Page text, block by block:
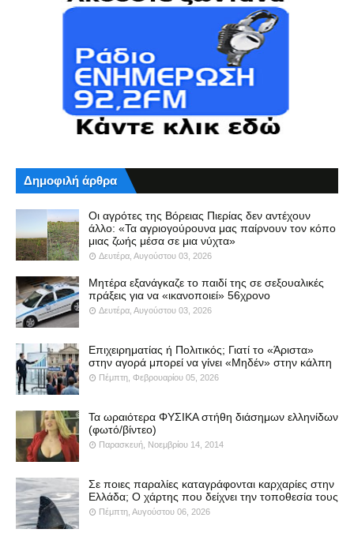
Δημοφιλή άρθρα
Οι αγρότες της Βόρειας Πιερίας δεν αντέχουν
άλλο: «Τα αγριογούρουνα μας παίρνουν τον κόπο
μιας ζωής μέσα σε μια νύχτα»
Δευτέρα, Αυγούστου 03, 2026
Μητέρα εξανάγκαζε το παιδί της σε σεξουαλικές
πράξεις για να «ικανοποιεί» 56χρονο
Δευτέρα, Αυγούστου 03, 2026
Επιχειρηματίας ή Πολιτικός; Γιατί το «Άριστα»
στην αγορά μπορεί να γίνει «Μηδέν» στην κάλπη
Πέμπτη, Φεβρουαρίου 05, 2026
Τα ωραιότερα ΦΥΣΙΚΑ στήθη διάσημων ελληνίδων
(φωτό/βίντεο)
Παρασκευή, Νοεμβρίου 14, 2014
Σε ποιες παραλίες καταγράφονται καρχαρίες στην
Ελλάδα; Ο χάρτης που δείχνει την τοποθεσία τους
Πέμπτη, Αυγούστου 06, 2026